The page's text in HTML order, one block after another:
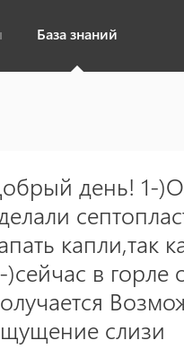
База знаний
день! 1-
капли,так
)сейчас в горле
слизи